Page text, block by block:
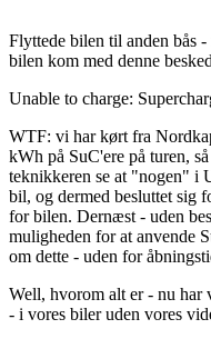
Flyttede bilen til anden bås
bilen kom med denne
Unable to charge:
WTF: vi har kørt fra
kWh på SuC'ere på turen,
teknikkeren se at "nogen" i
bil, og dermed besluttet sig
for bilen. Dernæst - uden
muligheden for at anvende
om dette - uden for
Well, hvorom alt er - nu har
- i vores biler uden vores